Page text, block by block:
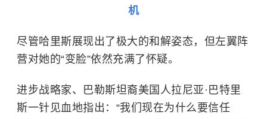
机
尽管哈里斯展现出了极大的和解姿态，但左翼阵
营对她的“变脸”依然充满了怀疑。
进步战略家、巴勒斯坦裔美国人拉尼亚·巴特里
斯一针见血地指出：“我们现在为什么要信任